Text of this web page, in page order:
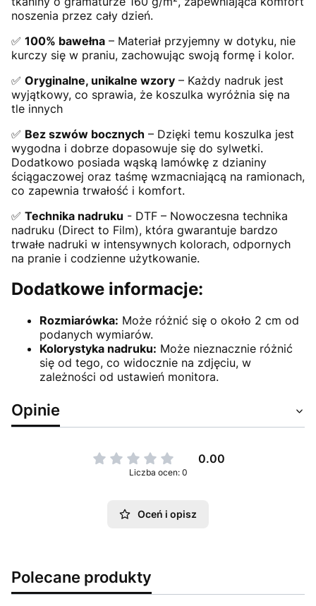
noszenia przez cały dzień.
✅ 100% bawełna – Materiał przyjemny w dotyku, nie
kurczy się w praniu, zachowując swoją formę i kolor.
✅ Oryginalne, unikalne wzory – Każdy nadruk jest
wyjątkowy, co sprawia, że koszulka wyróżnia się na
tle innych
✅ Bez szwów bocznych – Dzięki temu koszulka jest
wygodna i dobrze dopasowuje się do sylwetki.
Dodatkowo posiada wąską lamówkę z dzianiny
ściągaczowej oraz taśmę wzmacniającą na ramionach,
co zapewnia trwałość i komfort.
✅ Technika nadruku - DTF – Nowoczesna technika
nadruku (Direct to Film), która gwarantuje bardzo
trwałe nadruki w intensywnych kolorach, odpornych
na pranie i codzienne użytkowanie.
Dodatkowe informacje:
Rozmiarówka: Może różnić się o około 2 cm od
podanych wymiarów.
Kolorystyka nadruku: Może nieznacznie różnić
się od tego, co widocznie na zdjęciu, w
zależności od ustawień monitora.
Opinie
0.00
Liczba ocen: 0
Oceń i opisz
Polecane produkty